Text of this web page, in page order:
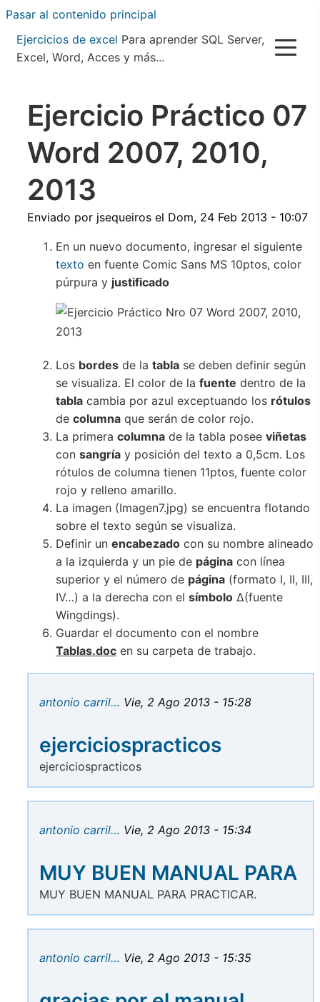
Pasar al contenido principal
Ejercicios de excel Para aprender SQL Server,
Excel, Word, Acces y más...
Ejercicio Práctico 07
Word 2007, 2010,
2013
Enviado por jsequeiros el Dom, 24 Feb 2013 - 10:07
En un nuevo documento, ingresar el siguiente
texto en fuente Comic Sans MS 10ptos, color
púrpura y justificado
Los bordes de la tabla se deben definir según
se visualiza. El color de la fuente dentro de la
tabla cambia por azul exceptuando los rótulos
de columna que serán de color rojo.
La primera columna de la tabla posee viñetas
con sangría y posición del texto a 0,5cm. Los
rótulos de columna tienen 11ptos, fuente color
rojo y relleno amarillo.
La imagen (Imagen7.jpg) se encuentra flotando
sobre el texto según se visualiza.
Definir un encabezado con su nombre alineado
a la izquierda y un pie de página con línea
superior y el número de página (formato I, II, III,
IV…) a la derecha con el símbolo Δ(fuente
Wingdings).
Guardar el documento con el nombre
Tablas.doc en su carpeta de trabajo.
antonio carril… Vie, 2 Ago 2013 - 15:28
ejerciciospracticos
ejerciciospracticos
antonio carril… Vie, 2 Ago 2013 - 15:34
MUY BUEN MANUAL PARA
MUY BUEN MANUAL PARA PRACTICAR.
antonio carril… Vie, 2 Ago 2013 - 15:35